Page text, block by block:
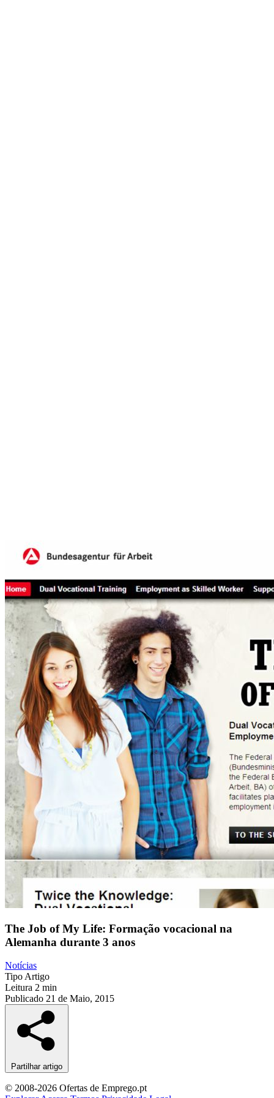
The Job of My Life: Formação vocacional na
Alemanha durante 3 anos
Notícias
Tipo Artigo
Leitura 2 min
Publicado 21 de Maio, 2015
Partilhar artigo
© 2008-2026 Ofertas de Emprego.pt